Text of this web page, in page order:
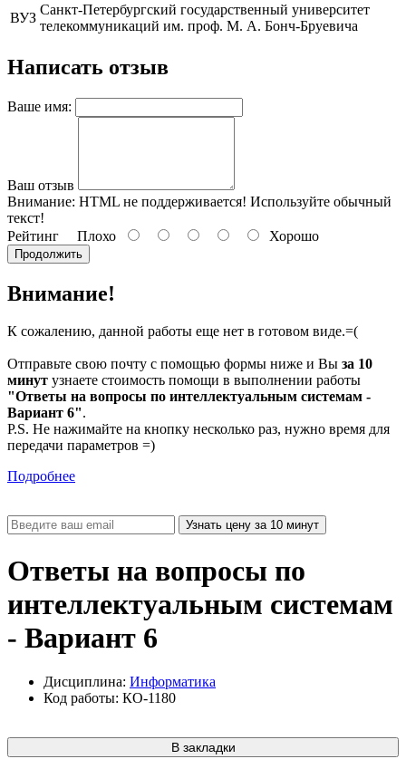
ВУЗ
Санкт-Петербургский государственный университет
телекоммуникаций им. проф. М. А. Бонч-Бруевича
Написать отзыв
Ваше имя:
Ваш отзыв
Внимание: HTML не поддерживается! Используйте обычный
текст!
Рейтинг Плохо Хорошо
Продолжить
Внимание!
К сожалению, данной работы еще нет в готовом виде.=(
Отправьте свою почту с помощью формы ниже и Вы за 10
минут узнаете стоимость помощи в выполнении работы
"Ответы на вопросы по интеллектуальным системам -
Вариант 6".
P.S. Не нажимайте на кнопку несколько раз, нужно время для
передачи параметров =)
Подробнее
Ответы на вопросы по
интеллектуальным системам
- Вариант 6
Дисциплина: Информатика
Код работы: КО-1180
В закладки